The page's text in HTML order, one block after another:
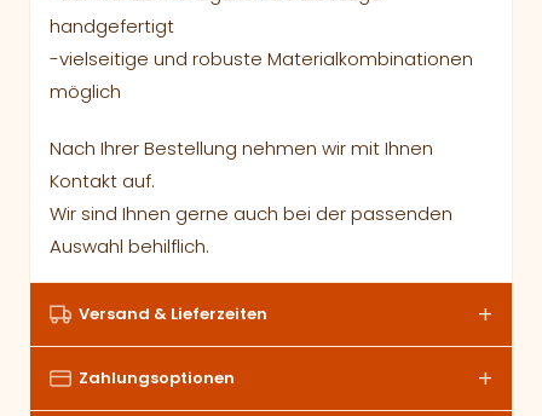
handgefertigt
-vielseitige und robuste Materialkombinationen
möglich
Nach Ihrer Bestellung nehmen wir mit Ihnen
Kontakt auf.
Wir sind Ihnen gerne auch bei der passenden
Auswahl behilflich.
Versand & Lieferzeiten
Zahlungsoptionen